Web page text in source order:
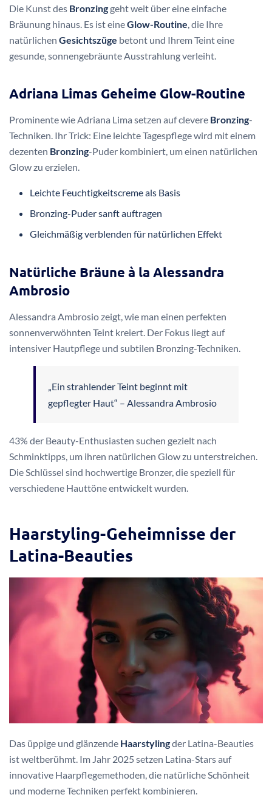
Die Kunst des Bronzing geht weit über eine einfache
Bräunung hinaus. Es ist eineGlow-Routine , die Ihre
natürlichen Gesichtszüge betont und Ihrem Teint eine
gesunde, sonnengebräunte Ausstrahlung verleiht.
Adriana Limas Geheime Glow-Routine
Prominente wie Adriana Lima setzen auf clevere Bronzing-
Techniken. Ihr Trick: Eine leichte Tagespflege wird mit einem
dezenten Bronzing-Puder kombiniert, um einen natürlichen
Glow zu erzielen.
Leichte Feuchtigkeitscreme als Basis
Bronzing-Puder sanft auftragen
Gleichmäßig verblenden für natürlichen Effekt
Natürliche Bräune à la Alessandra
Ambrosio
Alessandra Ambrosio zeigt, wie man einen perfekten
sonnenverwöhnten Teint kreiert. Der Fokus liegt auf
intensiver Hautpflege und subtilen Bronzing-Techniken.
„Ein strahlender Teint beginnt mit
gepflegter Haut“ – Alessandra Ambrosio
43% der Beauty-Enthusiasten suchen gezielt nach
Schminktipps, um ihren natürlichen Glow zu unterstreichen.
Die Schlüssel sind hochwertige Bronzer, die speziell für
verschiedene Hauttöne entwickelt wurden.
Haarstyling-Geheimnisse der
Latina-Beauties
Das üppige und glänzende Haarstylingder Latina-Beauties
ist weltberühmt. Im Jahr 2025 setzen Latina-Stars auf
innovative Haarpflegemethoden, die natürliche Schönheit
und moderne Techniken perfekt kombinieren.